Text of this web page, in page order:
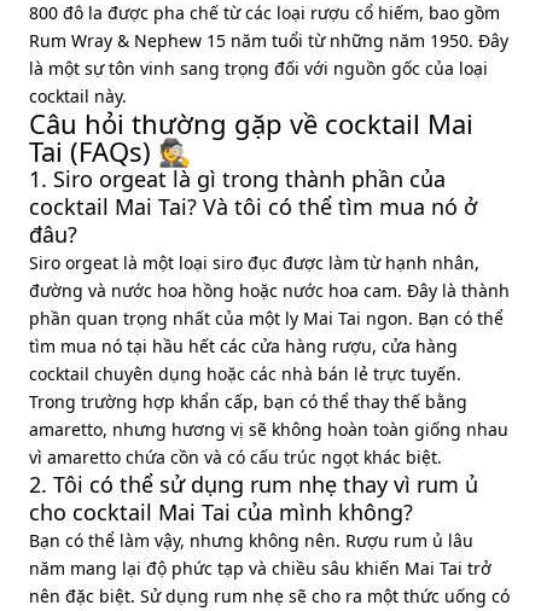
800 đô la được pha chế từ các loại rượu cổ hiếm, bao gồm
Rum Wray & Nephew 15 năm tuổi từ những năm 1950. Đây
là một sự tôn vinh sang trọng đối với nguồn gốc của loại
cocktail này.
Câu hỏi thường gặp về cocktail Mai
Tai (FAQs) 🕵️
1. Siro orgeat là gì trong thành phần của
cocktail Mai Tai? Và tôi có thể tìm mua nó ở
đâu?
Siro orgeat là một loại siro đục được làm từ hạnh nhân,
đường và nước hoa hồng hoặc nước hoa cam. Đây là thành
phần quan trọng nhất của một ly Mai Tai ngon. Bạn có thể
tìm mua nó tại hầu hết các cửa hàng rượu, cửa hàng
cocktail chuyên dụng hoặc các nhà bán lẻ trực tuyến.
Trong trường hợp khẩn cấp, bạn có thể thay thế bằng
amaretto, nhưng hương vị sẽ không hoàn toàn giống nhau
vì amaretto chứa cồn và có cấu trúc ngọt khác biệt.
2. Tôi có thể sử dụng rum nhẹ thay vì rum ủ
cho cocktail Mai Tai của mình không?
Bạn có thể làm vậy, nhưng không nên. Rượu rum ủ lâu
năm mang lại độ phức tạp và chiều sâu khiến Mai Tai trở
nên đặc biệt. Sử dụng rum nhẹ sẽ cho ra một thức uống có